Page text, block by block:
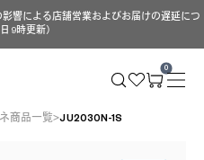
響による店舗営業およびお届けの遅延につ
9時更新）
0
商品一覧 JU2030N-1S